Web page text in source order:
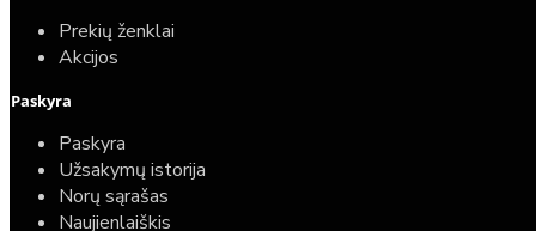
Prekių ženklai
Akcijos
Paskyra
Paskyra
Užsakymų istorija
Norų sąrašas
Naujienlaiškis